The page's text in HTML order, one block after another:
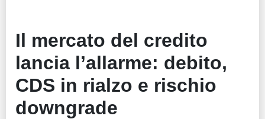
Il mercato del credito
lancia l’allarme: debito,
CDS in rialzo e rischio
downgrade